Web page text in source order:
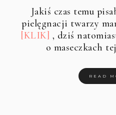
Jakiś czas temu
pielęgnacji twarzy
[KLIK] , dziś
o maseczkach
READ